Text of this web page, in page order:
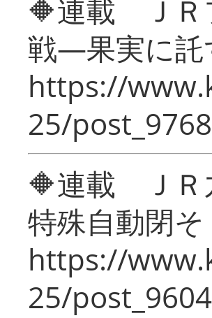
🔶連載 ＪＲ
戦―果実に
https://
25/
🔶連載 ＪＲ
特殊自動閉そ
https://
25/